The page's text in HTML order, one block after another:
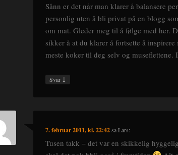
Sånn er det når man klarer å balansere
personlig uten å bli privat på en blogg
om mat. Gleder meg til å følge med her.
sikker å at du klarer å fortsette å
meste koker til deg selv og museflettene.
Svar ↓
7. februar 2011, kl. 22:42 sa Lars:
Tusen takk – det var en skikkelig